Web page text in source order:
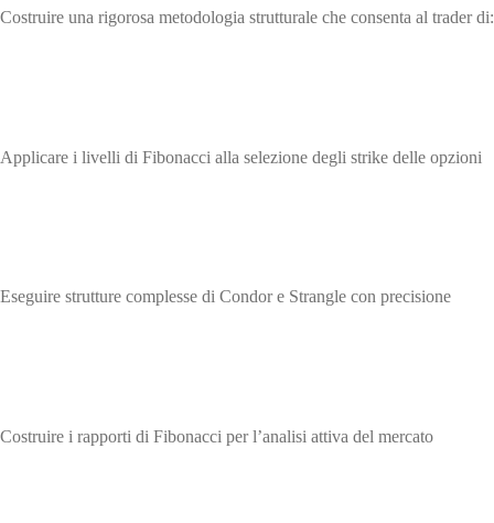
Costruire una rigorosa metodologia strutturale che consenta al trader di:
Applicare i livelli di Fibonacci alla selezione degli strike delle opzioni
Eseguire strutture complesse di Condor e Strangle con precisione
Costruire i rapporti di Fibonacci per l’analisi attiva del mercato